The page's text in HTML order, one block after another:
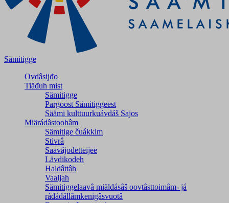
Sämitigge
Ovdâsijđo
Tiäđuh mist
Sämitigge
Pargoost Sämitiggeest
Säämi kulttuurkuávdáš Sajos
Miärádâstoohâm
Sämitige čuákkim
Stivrâ
Saavâjođetteijee
Lävdikodeh
Haldâttâh
Vaaljah
Sämitiggelaavâ miäldásâš oovtâsttoimâm- já
ráđádâllâmkenigâsvuotâ